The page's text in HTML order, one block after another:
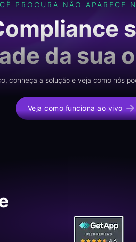
PROCURA NÂO APARECE
da sua
conheça a solução e veja como nós
Veja como funciona ao vivo